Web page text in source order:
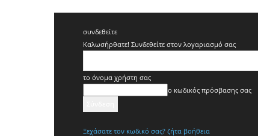
συνδεθείτε
Καλωσήρθατε! Συνδεθείτε στον λογαριασμό σας
το όνομα χρήστη σας
ο κωδικός πρόσβασης σας
Ξεχάσατε τον κωδικό σας? ζήτα βοήθεια